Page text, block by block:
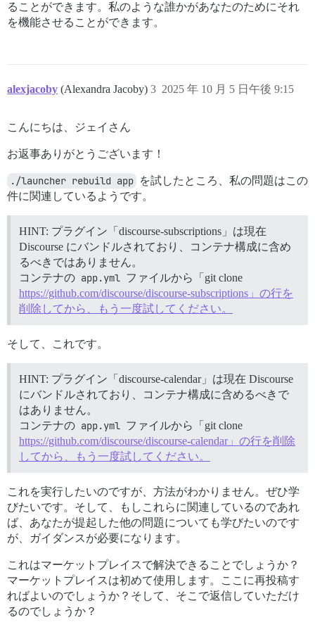
ることができます。私のような誰かがあなたのためにそれ
を機能させることができます。
alexjacoby (Alexandra Jacoby) 2025 年 10 月 5 日午後 9:15
3
こんにちは、ジェイさん
お返事ありがとうございます！
./launcher rebuild app を試したところ、私の問題はこの
件に関連しているようです。
HINT: プラグイン「discourse-subscriptions」は現在
Discourse にバンドルされており、コンテナ構成に含め
るべきではありません。
コンテナの app.yml ファイルから「git clone
https://github.com/discourse/discourse-subscriptions」の行を
削除してから、もう一度試してください。
そして、これです。
HINT: プラグイン「discourse-calendar」は現在 Discourse
にバンドルされており、コンテナ構成に含めるべきで
はありません。
コンテナの app.yml ファイルから「git clone
https://github.com/discourse/discourse-calendar」の行を削除
してから、もう一度試してください。
これを実行したいのですが、方法がわかりません。ぜひ学
びたいです。そして、もしこれらに関連しているのであれ
ば、あなたが提起した他の問題についても学びたいのです
が、ガイダンスが必要になります。
これはマーケットプレイスで解決できることでしょうか？
マーケットプレイスは初めて使用します。ここに再投稿す
ればよいのでしょうか？そして、そこで返信していただけ
るのでしょうか？